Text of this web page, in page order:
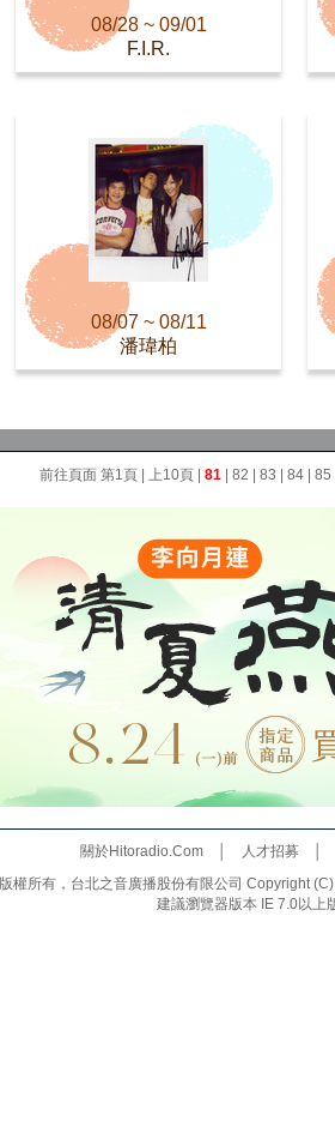
08/28 ~ 09/01
F.I.R.
08/07 ~ 08/11
潘瑋柏
前往頁面 第1頁 上10頁 81 82 83 84 85
關於Hitoradio.Com│ 人才招募
版權所有，台北之音廣播股份有限公司 Copyright
建議瀏覽器版本 IE 7.0以上